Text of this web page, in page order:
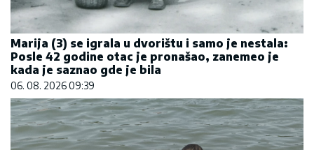
Marija (3) se igrala u dvorištu i samo je nestala:
Posle 42 godine otac je pronašao, zanemeo je
kada je saznao gde je bila
06. 08. 2026 09:39